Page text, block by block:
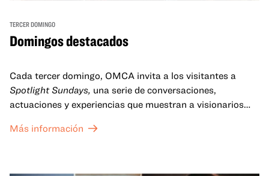
TERCER DOMINGO
Domingos destacados
Cada tercer domingo, OMCA invita a los visitantes a
Spotlight Sundays, una serie de conversaciones,
actuaciones y experiencias que muestran a visionarios
Más información